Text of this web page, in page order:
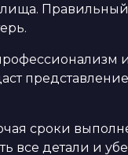
и
сроки
все детали и